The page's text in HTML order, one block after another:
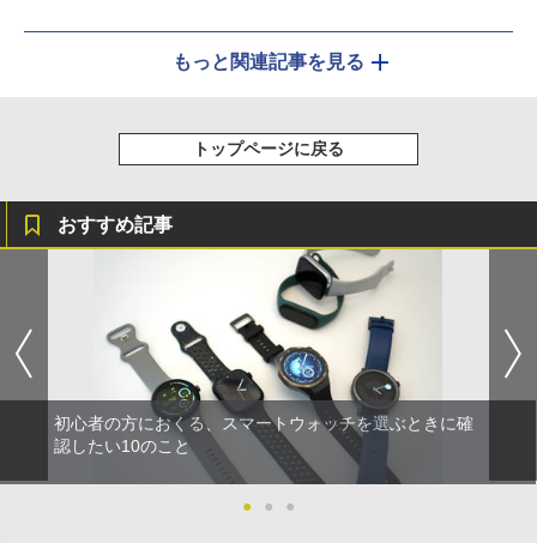
もっと関連記事を見る
トップページに戻る
おすすめ記事
初心者の方におくる、スマートウォッチを選ぶときに確
認したい10のこと
● ● ●